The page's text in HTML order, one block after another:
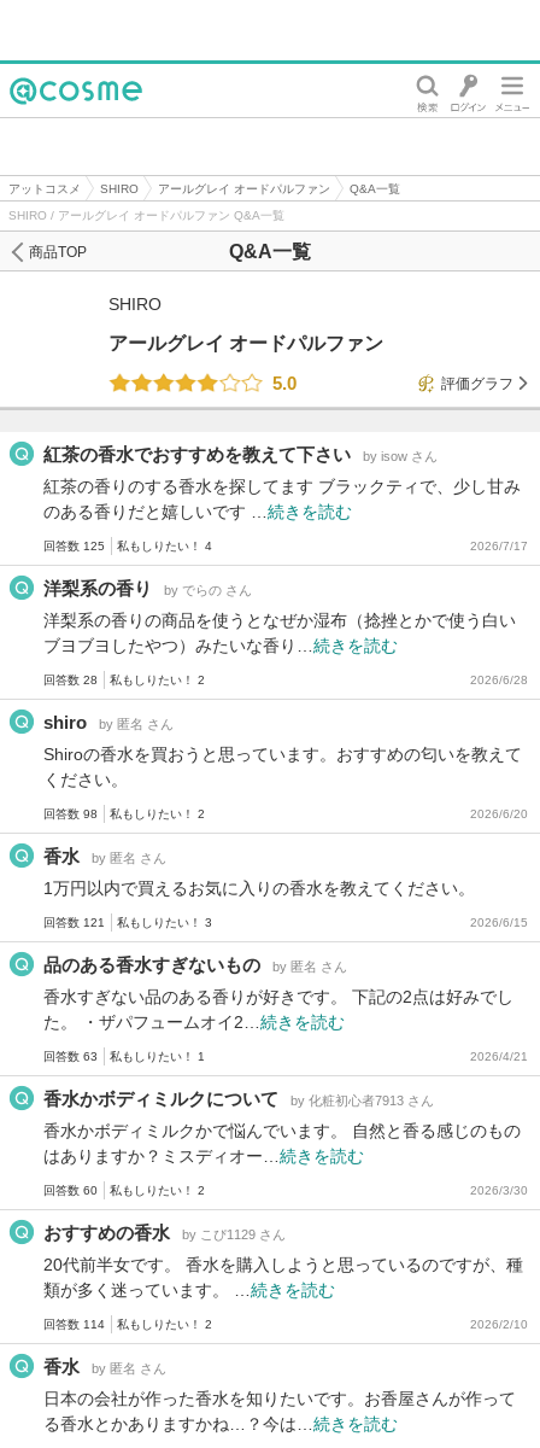
アットコスメ SHIRO アールグレイ オードパルファン
Q&A一覧
SHIRO / アールグレイ オードパルファン Q&A一覧
Q&A一覧
商品TOP
SHIRO
アールグレイ オードパルファン
5.0
評価グラフ
紅茶の香水でおすすめを教えて下さい by isow さん
紅茶の香りのする香水を探してます ブラックティで、少し甘み
のある香りだと嬉しいです … 続きを読む
回答数 125 私もしりたい！ 4 2026/7/17
洋梨系の香り by でらの さん
洋梨系の香りの商品を使うとなぜか湿布（捻挫とかで使う白い
ブヨブヨしたやつ）みたいな香り… 続きを読む
回答数 28 私もしりたい！ 2 2026/6/28
shiro by 匿名 さん
Shiroの香水を買おうと思っています。おすすめの匂いを教えて
ください。
回答数 98 私もしりたい！ 2 2026/6/20
香水 by 匿名 さん
1万円以内で買えるお気に入りの香水を教えてください。
回答数 121 私もしりたい！ 3 2026/6/15
品のある香水すぎないもの by 匿名 さん
香水すぎない品のある香りが好きです。 下記の2点は好みでし
た。 ・ザパフュームオイ2… 続きを読む
回答数 63 私もしりたい！ 1 2026/4/21
香水かボディミルクについて by 化粧初心者7913 さん
香水かボディミルクかで悩んでいます。 自然と香る感じのもの
はありますか？ミスディオー… 続きを読む
回答数 60 私もしりたい！ 2 2026/3/30
おすすめの香水 by こぴ1129 さん
20代前半女です。 香水を購入しようと思っているのですが、種
類が多く迷っています。 … 続きを読む
回答数 114 私もしりたい！ 2 2026/2/10
香水 by 匿名 さん
日本の会社が作った香水を知りたいです。お香屋さんが作って
る香水とかありますかね…？今は… 続きを読む